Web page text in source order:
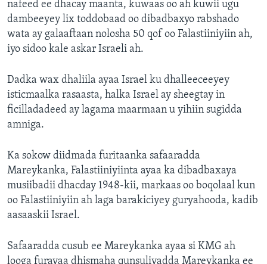
nafeed ee dhacay maanta, kuwaas oo ah kuwii ugu
dambeeyey lix toddobaad oo dibadbaxyo rabshado
wata ay galaaftaan nolosha 50 qof oo Falastiiniyiin ah,
iyo sidoo kale askar Israeli ah.
Dadka wax dhaliila ayaa Israel ku dhalleeceeyey
isticmaalka rasaasta, halka Israel ay sheegtay in
ficilladadeed ay lagama maarmaan u yihiin sugidda
amniga.
Ka sokow diidmada furitaanka safaaradda
Mareykanka, Falastiiniyiinta ayaa ka dibadbaxaya
musiibadii dhacday 1948-kii, markaas oo boqolaal kun
oo Falastiiniyiin ah laga barakiciyey guryahooda, kadib
aasaaskii Israel.
Safaaradda cusub ee Mareykanka ayaa si KMG ah
looga furayaa dhismaha qunsuliyadda Mareykanka ee